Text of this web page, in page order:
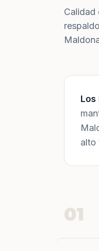
Calidad
Los
alto
01